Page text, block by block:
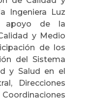
Ingeniera Luz
apoyo de la
y Medio
de los
del Sistema
y Salud en el
Direcciones